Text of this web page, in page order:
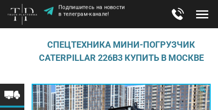
Подпишитесь на новости
в телеграм-канале!
СПЕЦТЕХНИКА МИНИ-ПОГРУЗЧИК
CATERPILLAR 226B3 КУПИТЬ В МОСКВЕ